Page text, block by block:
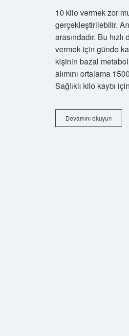
10 kilo vermek zor
gerçekleştirilebilir.
arasındadır. Bu
vermek için günde
kişinin bazal
alımını ortalama
Sağlıklı kilo kaybı
Devamını okuyun
Kadar